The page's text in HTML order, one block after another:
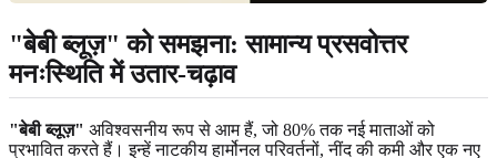
"बेबी ब्लूज़" को समझना: सामान्य प्रसवोत्तर
मनःस्थिति में उतार-चढ़ाव
"बेबी ब्लूज़" अविश्वसनीय रूप से आम हैं, जो 80% तक नई माताओं को
प्रभावित करते हैं। इन्हें नाटकीय हार्मोनल परिवर्तनों, नींद की कमी और एक नए